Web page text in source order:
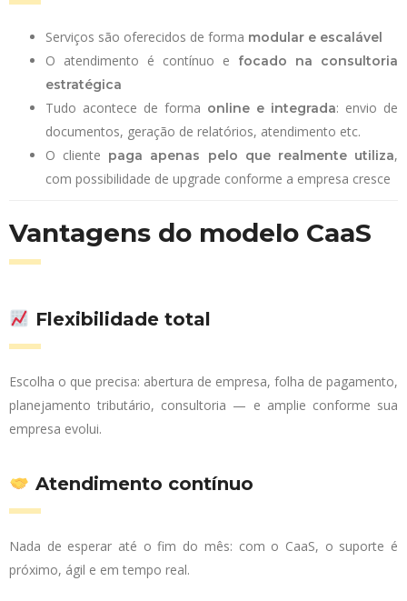
Serviços são oferecidos de forma modular e escalável
O atendimento é contínuo e focado na consultoria
estratégica
Tudo acontece de forma online e integrada: envio de
documentos, geração de relatórios, atendimento etc.
O cliente paga apenas pelo que realmente utiliza,
com possibilidade de upgrade conforme a empresa cresce
Vantagens do modelo CaaS
Flexibilidade total
Escolha o que precisa: abertura de empresa, folha de pagamento,
planejamento tributário, consultoria — e amplie conforme sua
empresa evolui.
Atendimento contínuo
Nada de esperar até o fim do mês: com o CaaS, o suporte é
próximo, ágil e em tempo real.